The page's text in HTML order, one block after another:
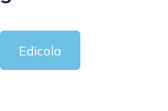
Edicola